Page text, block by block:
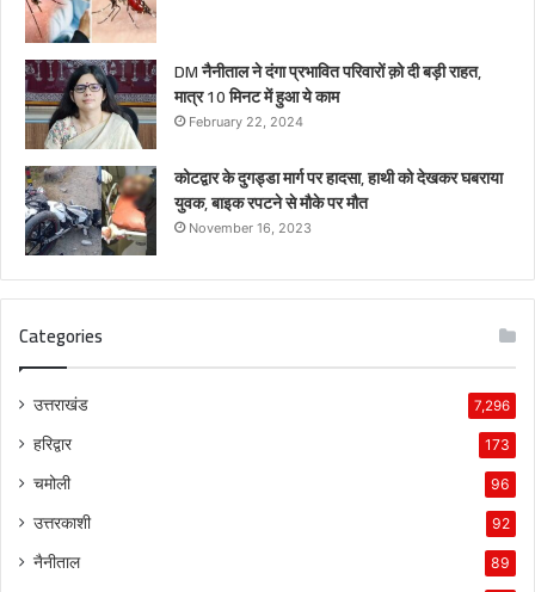
DM नैनीताल ने दंगा प्रभावित परिवारों क़ो दी बड़ी राहत,
मात्र 10 मिनट में हुआ ये काम
February 22, 2024
कोटद्वार के दुगड्डा मार्ग पर हादसा, हाथी को देखकर घबराया
युवक, बाइक रपटने से मौके पर मौत
November 16, 2023
Categories
उत्तराखंड 7,296
हरिद्वार 173
चमोली 96
उत्तरकाशी 92
नैनीताल 89